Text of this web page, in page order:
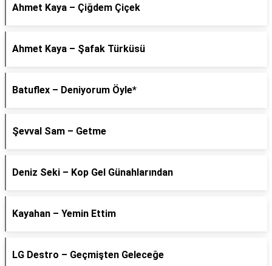
Ahmet Kaya – Çiğdem Çiçek
Ahmet Kaya – Şafak Türküsü
Batuflex – Deniyorum Öyle*
Şevval Sam – Getme
Deniz Seki – Kop Gel Günahlarından
Kayahan – Yemin Ettim
LG Destro – Geçmişten Geleceğe